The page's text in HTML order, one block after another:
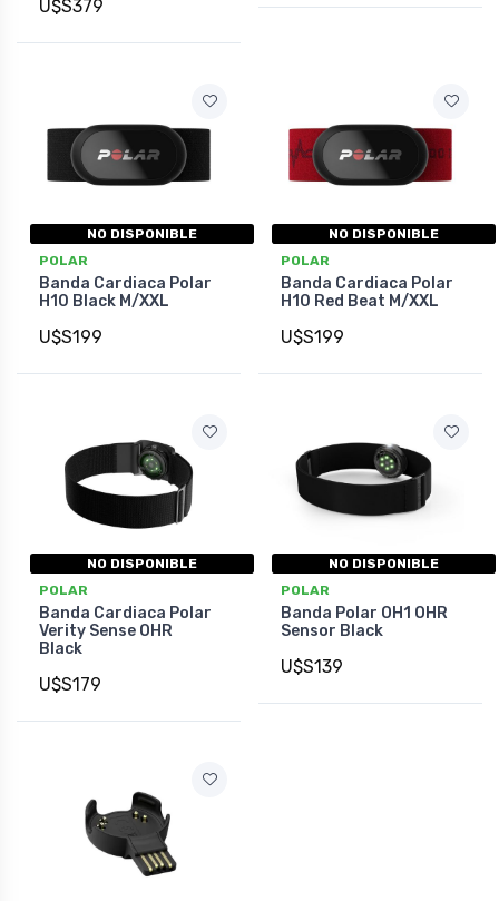
U$S379
NO DISPONIBLE
POLAR
Banda Cardiaca Polar
H10 Black M/XXL
U$S199
NO DISPONIBLE
POLAR
Banda Cardiaca Polar
H10 Red Beat M/XXL
U$S199
NO DISPONIBLE
POLAR
Banda Cardiaca Polar
Verity Sense OHR
Black
U$S179
NO DISPONIBLE
POLAR
Banda Polar OH1 OHR
Sensor Black
U$S139